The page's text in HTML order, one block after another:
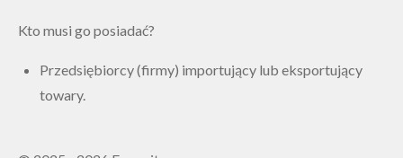
Kto musi go posiadać?
Przedsiębiorcy (firmy) importujący lub eksportujący
towary.